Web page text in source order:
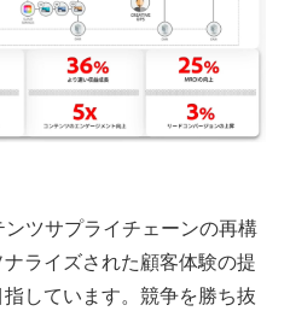
ツサプライチェーンの再構
ライズされた顧客体験の提
しています。競争を勝ち抜